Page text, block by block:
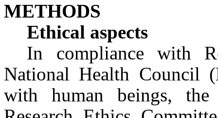
METHODS
Ethical aspects
In compliance with
National Health Council
with human beings,